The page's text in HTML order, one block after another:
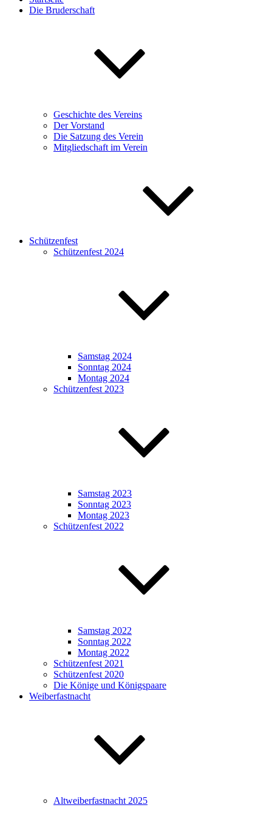
Die Bruderschaft
Geschichte des Vereins
Der Vorstand
Die Satzung des Verein
Mitgliedschaft im Verein
Schützenfest
Schützenfest 2024
Samstag 2024
Sonntag 2024
Montag 2024
Schützenfest 2023
Samstag 2023
Sonntag 2023
Montag 2023
Schützenfest 2022
Samstag 2022
Sonntag 2022
Montag 2022
Schützenfest 2021
Schützenfest 2020
Die Könige und Königspaare
Weiberfastnacht
Altweiberfastnacht 2025